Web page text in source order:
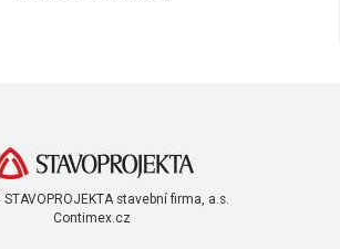
stavební firma, a.s.
Contimex.cz